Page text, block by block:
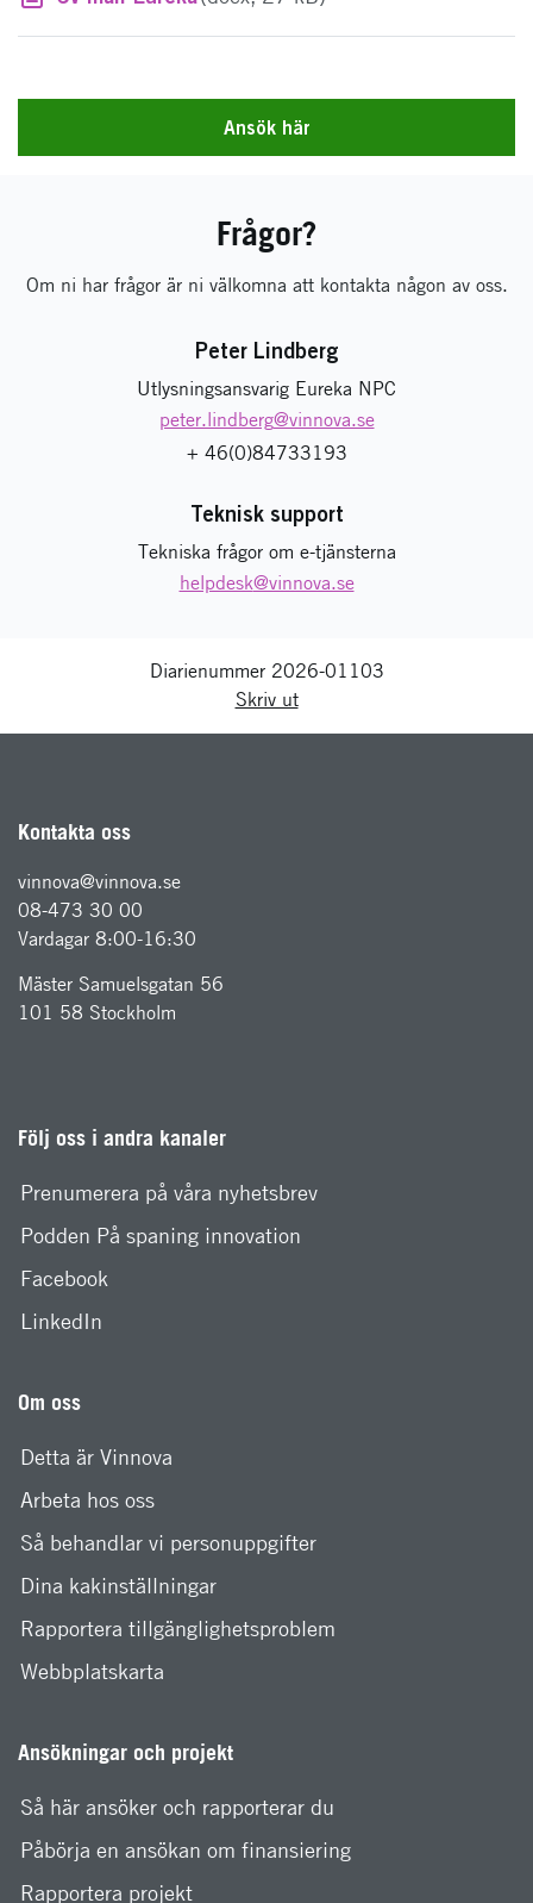
Ansök här
Frågor?
Om ni har frågor är ni välkomna att kontakta någon av oss.
Peter Lindberg
Utlysningsansvarig Eureka NPC
peter.lindberg@vinnova.se
+ 46(0)84733193
Teknisk support
Tekniska frågor om e-tjänsterna
helpdesk@vinnova.se
Diarienummer 2026-01103
Skriv ut
Kontakta oss
vinnova@vinnova.se
08-473 30 00
Vardagar 8:00-16:30
Mäster Samuelsgatan 56
101 58 Stockholm
Följ oss i andra kanaler
Prenumerera på våra nyhetsbrev
Podden På spaning innovation
Facebook
LinkedIn
Om oss
Detta är Vinnova
Arbeta hos oss
Så behandlar vi personuppgifter
Dina kakinställningar
Rapportera tillgänglighetsproblem
Webbplatskarta
Ansökningar och projekt
Så här ansöker och rapporterar du
Påbörja en ansökan om finansiering
Rapportera projekt